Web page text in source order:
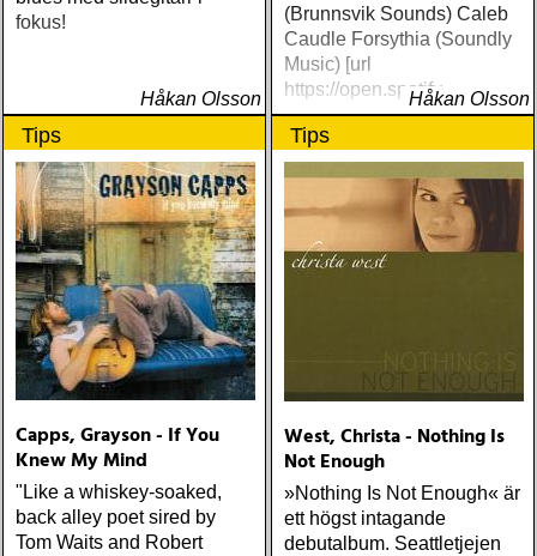
fokus!
Håkan Olsson
(Brunnsvik Sounds) Caleb
Caudle Forsythia (Soundly
Music) [url
https://open.spotifyHåkan Olsson
Tips
Capps, Grayson - If You
Knew My Mind
"Like a whiskey-soaked,
back alley poet sired by
Tom Waits and Robert
Tips
West, Christa - Nothing Is
Not Enough
»Nothing Is Not Enough« är
ett högst intagande
debutalbum. Seattletjejen